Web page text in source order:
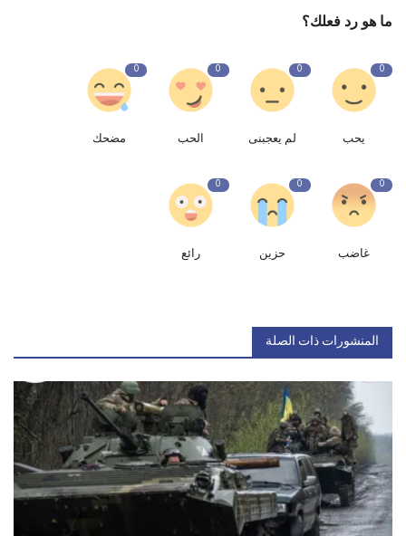
ما هو رد فعلك؟
0
يحب
0
لم يعجبنى
0
الحب
0
مضحك
0
غاضب
0
حزين
0
رائع
المنشورات ذات الصلة